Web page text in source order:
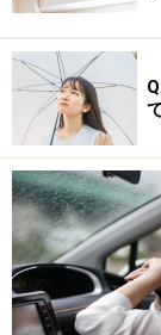
何気ない
【写真2】少々
傾すると腰椎の
写真1のよう
盤の傾きがあ
り、後方へ傾